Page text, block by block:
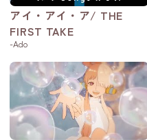
アイ・アイ・ア/ THE
FIRST TAKE
-Ado